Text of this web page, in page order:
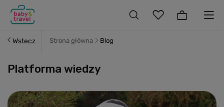
Wstecz Strona główna Blog
Platforma wiedzy